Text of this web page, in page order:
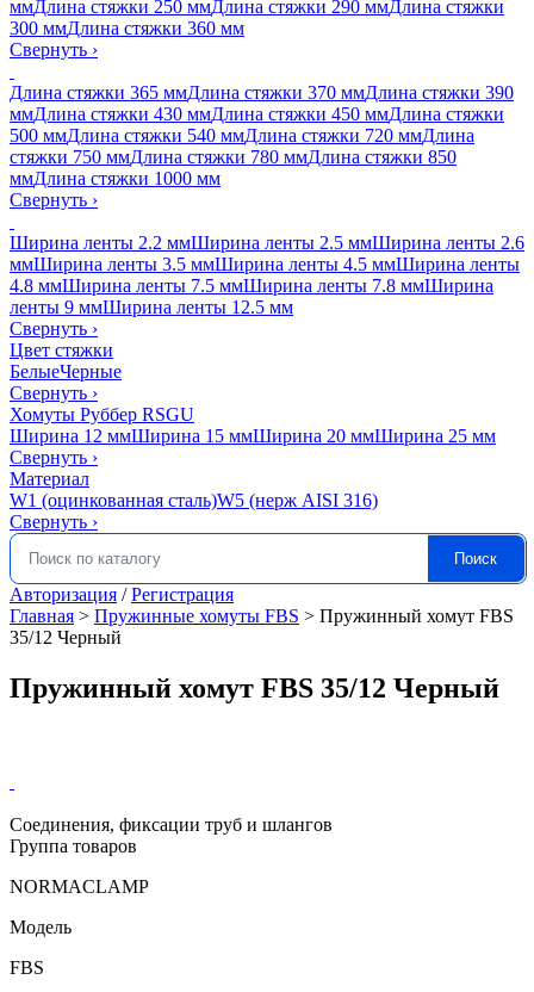
ммДлина стяжки 250 ммДлина стяжки 290 ммДлина стяжки
300 ммДлина стяжки 360 мм
Свернуть ›
Длина стяжки 365 ммДлина стяжки 370 ммДлина стяжки 390
ммДлина стяжки 430 ммДлина стяжки 450 ммДлина стяжки
500 ммДлина стяжки 540 ммДлина стяжки 720 ммДлина
стяжки 750 ммДлина стяжки 780 ммДлина стяжки 850
ммДлина стяжки 1000 мм
Свернуть ›
Ширина ленты 2.2 ммШирина ленты 2.5 ммШирина ленты 2.6
ммШирина ленты 3.5 ммШирина ленты 4.5 ммШирина ленты
4.8 ммШирина ленты 7.5 ммШирина ленты 7.8 ммШирина
ленты 9 ммШирина ленты 12.5 мм
Свернуть ›
Цвет стяжки
БелыеЧерные
Свернуть ›
Хомуты Руббер RSGU
Ширина 12 ммШирина 15 ммШирина 20 ммШирина 25 мм
Свернуть ›
Материал
W1 (оцинкованная сталь)W5 (нерж AISI 316)
Свернуть ›
Искать: Поиск
Авторизация /Регистрация
Главная > Пружинные хомуты FBS > Пружинный хомут FBS
35/12 Черный
Пружинный хомут FBS 35/12 Черный
Соединения, фиксации труб и шлангов
Группа товаров
NORMACLAMP
Модель
FBS